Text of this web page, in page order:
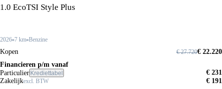
1.0 EcoTSI Style Plus
2026 7 km Benzine
Kopen € 22.220
€ 27.720
Financieren p/m vanaf
Particulier Krediettabel
€ 231
Zakelijkexcl. BTW
€ 191